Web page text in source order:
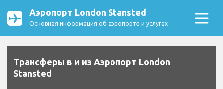
Аэропорт London Stansted
Основная информация об аэропорте и услугах
Трансферы в и из Аэропорт London
Stansted